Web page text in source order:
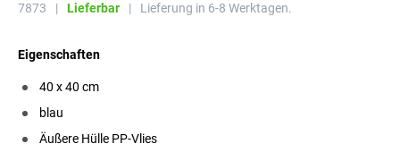
7873 | Lieferbar | Lieferung in 6-8 Werktagen.
Eigenschaften
40 x 40 cm
blau
Äußere Hülle PP-Vlies